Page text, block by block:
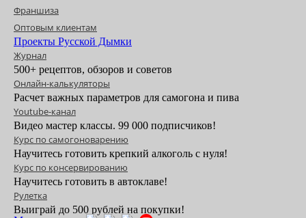
Франшиза
Оптовым клиентам
Проекты Русской Дымки
Журнал
500+ рецептов, обзоров и советов
Онлайн-калькуляторы
Расчет важных параметров для самогона и пива
Youtube-канал
Видео мастер классы. 99 000 подписчиков!
Курс по самогоноварению
Научитесь готовить крепкий алкоголь с нуля!
Курс по консервированию
Научитесь готовить в автоклаве!
Рулетка
Выиграй до 500 рублей на покупки!